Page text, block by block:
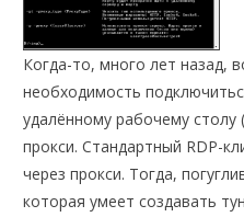
Когда-то, много лет назад,
необходимость
удалённому рабочему столу
прокси. Стандартный RDP-
через прокси. Тогда,
которая умеет создавать